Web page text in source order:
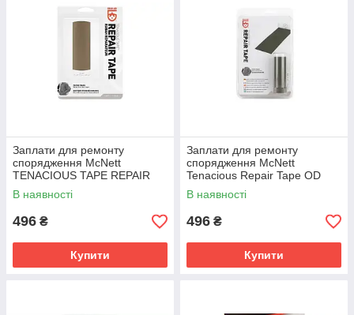
Заплати для ремонту
спорядження McNett
TENACIOUS TAPE REPAIR
TAPE Coyote Nylon 2025
В наявності
496 ₴
Купити
Заплати для ремонту
спорядження McNett
Tenacious Repair Tape OD
Green Nylon 2025
В наявності
496 ₴
Купити